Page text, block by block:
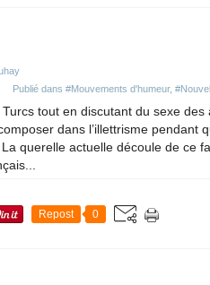
Publié dans #Mouvements d'humeur,
tout en discutant du sexe des
dans l’illettrisme pendant
querelle actuelle découle de ce
Repost 0